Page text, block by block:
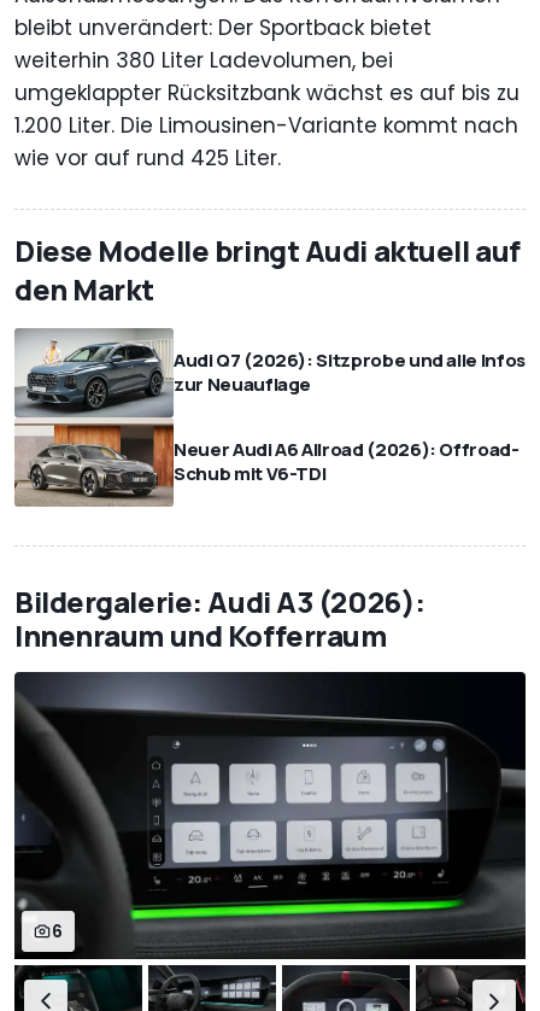
bleibt unverändert: Der Sportback bietet
weiterhin 380 Liter Ladevolumen, bei
umgeklappter Rücksitzbank wächst es auf bis zu
1.200 Liter. Die Limousinen-Variante kommt nach
wie vor auf rund 425 Liter.
Diese Modelle bringt Audi aktuell auf
den Markt
Audi Q7 (2026): Sitzprobe und alle Infos
zur Neuauflage
Neuer Audi A6 Allroad (2026): Offroad-
Schub mit V6-TDI
Bildergalerie: Audi A3 (2026):
Innenraum und Kofferraum
6